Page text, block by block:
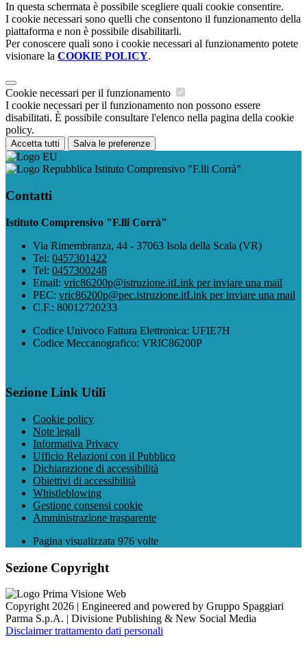
In questa schermata è possibile scegliere quali cookie consentire.
I cookie necessari sono quelli che consentono il funzionamento della
piattaforma e non è possibile disabilitarli.
Per conoscere quali sono i cookie necessari al funzionamento potete
visionare la COOKIE POLICY.
Cookie necessari per il funzionamento
I cookie necessari per il funzionamento non possono essere
disabilitati. È possibile consultare l'elenco nella pagina della cookie
policy.
Accetta tutti Salva le preferenze
Istituto Comprensivo "F.lli Corrà"
Contatti
Istituto Comprensivo "F.lli Corrà"
Via Rimembranza, 44 - 37063 Isola della Scala (VR)
Tel: 0457301422
Tel: 0457300248
Email: vric86200p@istruzione.itLink per inviare una mail
PEC: vric86200p@pec.istruzione.itLink per inviare una mail
C.F.: 80012720233
Codice Univoco Fattura Elettronica: UFIE7H
Codice Meccanografico: VRIC86200P
Sezione Link Utili
Cookie policy
Note legali
Informativa Privacy
Ufficio Relazioni con il Pubblico
Dichiarazione di accessibilità
Obiettivi di accessibilità
Whistleblowing
Gestione consensi cookie
Amministrazione trasparente
Pagina visualizzata 976 volte
Sezione Copyright
Copyright 2026 | Engineered and powered by Gruppo Spaggiari
Parma S.p.A. | Divisione Publishing & New Social Media
Disclaimer trattamento dati personali